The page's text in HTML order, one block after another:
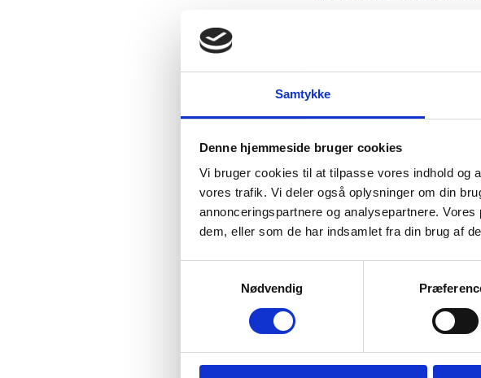
Samtykke
Denne hjemmeside bruger cookies
Vi bruger cookies til at tilpasse vores indhold og
vores trafik. Vi deler også oplysninger om din
annonceringspartnere og analysepartnere.
dem, eller som de har indsamlet fra din brug af
Nødvendig
ercnyt vil blive sendt ud
Europæiske
hændelser, f.eks.
vil ercnyt også udsende
ERC.
Tilmelding til
Du tilmelder dig ercnyt
Tilmelding til ercnyt
Efterfølgende modtager
Læs mere